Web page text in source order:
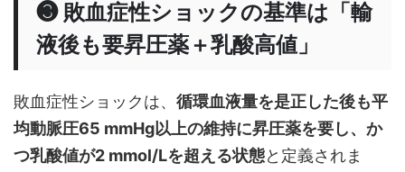
❸ 敗血症性ショックの基準は「輸
液後も要昇圧薬＋乳酸高値」
敗血症性ショックは、 循環血液量を是正した後も平
均動脈圧65 mmHg以上の維持に昇圧薬を要し、か
つ乳酸値が2 mmol/Lを超える状態と定義されま